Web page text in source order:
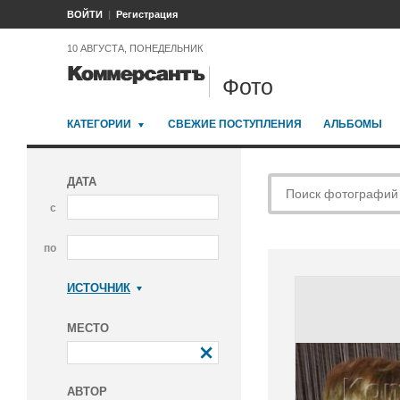
ВОЙТИ Регистрация
10 АВГУСТА, ПОНЕДЕЛЬНИК
Фото
КАТЕГОРИИ СВЕЖИЕ ПОСТУПЛЕНИЯ АЛЬБОМЫ
ДАТА
с
по
ИСТОЧНИК
МЕСТО
АВТОР